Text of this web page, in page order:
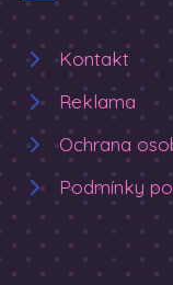
Kontakt
Reklama
Ochrana
Podmínky